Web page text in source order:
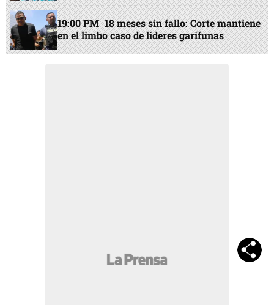
19:00 PM 18 meses sin fallo: Corte mantiene
en el limbo caso de líderes garífunas